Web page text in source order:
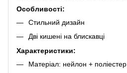
Особливості:
Стильний дизайн
Дві кишені на блискавці
Характеристики:
Матеріал: нейлон + поліестер